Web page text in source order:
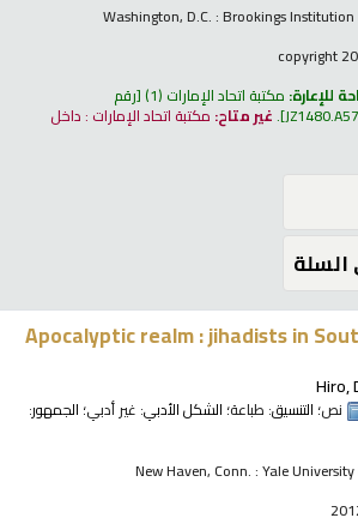
Washington, D.C. : Brookings
للإعارة: مكتبة اتحاد الإمارات (1) رقم
.غير متاح: مكتبة اتحاد الإمارات : داخل
Apocalyptic realm : jihadists in
Hiro,
نص؛ التنسيق: طباعة؛ الشكل الأدبي: غير أدبي؛ الجمهور:
New Haven, Conn. : Yale